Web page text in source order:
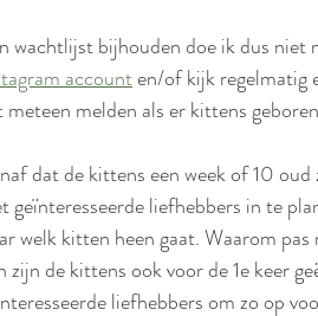
wachtlijst bijhouden doe ik dus niet
account en/of kijk regelmatig
meteen melden als er kittens
dat de kittens een week of 10
geïnteresseerde liefhebbers in te
welk kitten heen gaat. Waarom
zijn de kittens ook voor de 1e keer
liefhebbers om zo op